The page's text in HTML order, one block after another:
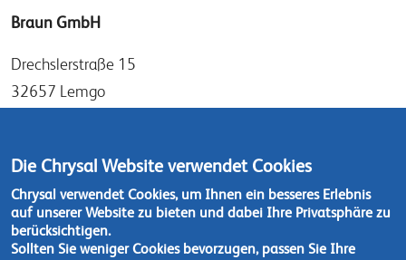
Braun GmbH
Drechslerstraße 15
32657 Lemgo
Tel: +49 (0)52 61 97 56 0
Fax: +49 (0)52 61 97 56 36
Kontaktieren Sie uns
Die Chrysal Website verwendet Cookies
Chrysal verwendet Cookies, um Ihnen ein besseres Erlebnis
auf unserer Website zu bieten und dabei Ihre Privatsphäre zu
berücksichtigen.
Sollten Sie weniger Cookies bevorzugen, passen Sie Ihre